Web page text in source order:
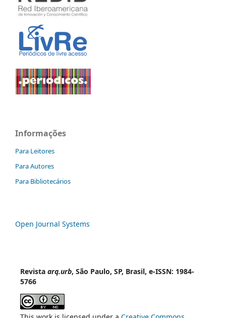
Informações
Para Leitores
Para Autores
Para Bibliotecários
Open Journal Systems
Revista arq.urb, São Paulo, SP, Brasil, e-ISSN: 1984-
5766